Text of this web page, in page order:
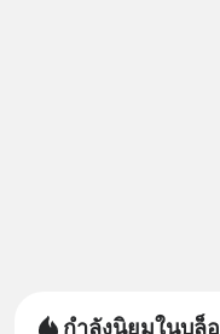
กำลังนิยมในบล็